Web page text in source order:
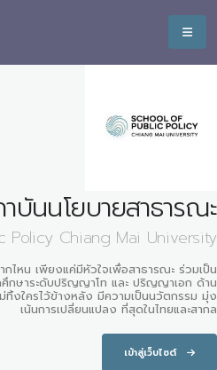
บันนโยบายสาธารณะ
Policy Chiang Mai University
กไหน เพียงแค่มีหัวใจเพื่อสาธารณะ ร่วมเป็น
กษาระดับปริญญาโท และ ปริญญาเอก ด้าน
งใครไว้ข้างหลัง มีความเป็นนวัตกรรม มุ่ง
เน้นการเปลี่ยนแปลง ที่สุดในไทยและสากล
เข้าสู่เว็บไซต์